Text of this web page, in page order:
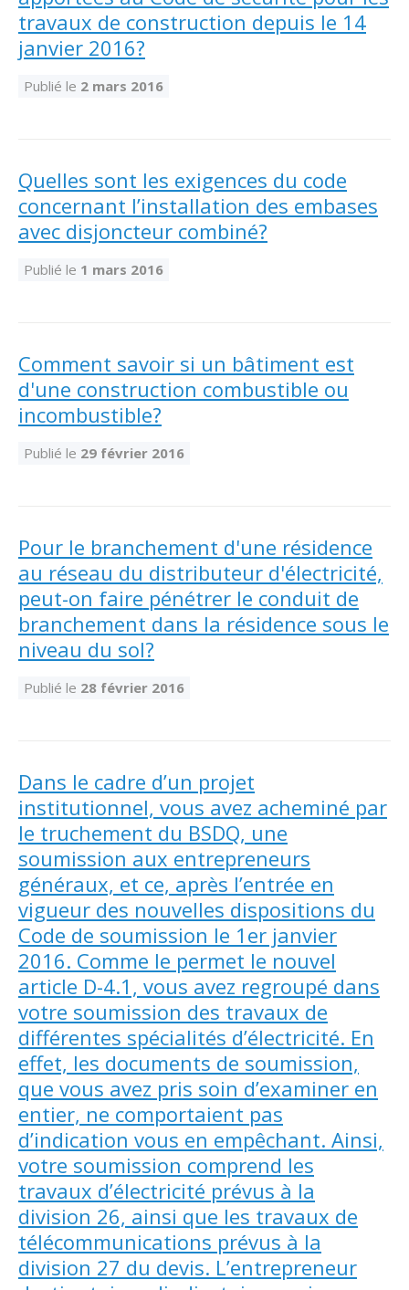
travaux de construction depuis le 14
janvier 2016?
Publié le 2 mars 2016
Quelles sont les exigences du code
concernant l’installation des embases
avec disjoncteur combiné?
Publié le 1 mars 2016
Comment savoir si un bâtiment est
d'une construction combustible ou
incombustible?
Publié le 29 février 2016
Pour le branchement d'une résidence
au réseau du distributeur d'électricité,
peut-on faire pénétrer le conduit de
branchement dans la résidence sous le
niveau du sol?
Publié le 28 février 2016
Dans le cadre d’un projet
institutionnel, vous avez acheminé par
le truchement du BSDQ, une
soumission aux entrepreneurs
généraux, et ce, après l’entrée en
vigueur des nouvelles dispositions du
Code de soumission le 1er janvier
2016. Comme le permet le nouvel
article D-4.1, vous avez regroupé dans
votre soumission des travaux de
différentes spécialités d’électricité. En
effet, les documents de soumission,
que vous avez pris soin d’examiner en
entier, ne comportaient pas
d’indication vous en empêchant. Ainsi,
votre soumission comprend les
travaux d’électricité prévus à la
division 26, ainsi que les travaux de
télécommunications prévus à la
division 27 du devis. L’entrepreneur